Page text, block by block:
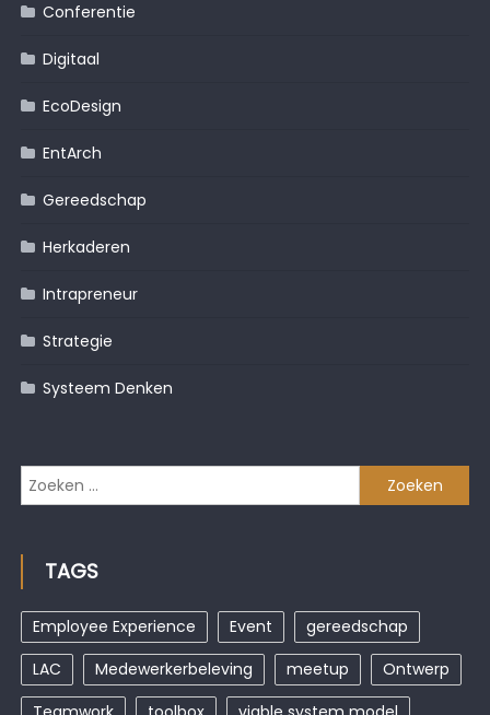
Conferentie
Digitaal
EcoDesign
EntArch
Gereedschap
Herkaderen
Intrapreneur
Strategie
Systeem Denken
Zoeken
naar:
TAGS
Employee Experience Event
gereedschap
LAC
Medewerkerbeleving meetup
Ontwerp